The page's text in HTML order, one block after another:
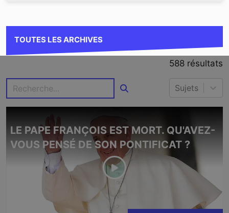
TOUTES LES ARCHIVES
588 résultats
Sujets
LE PAPE FRANÇOIS EST MORT. QU'AVEZ-
VOUS PENSÉ DE SON PONTIFICAT ?